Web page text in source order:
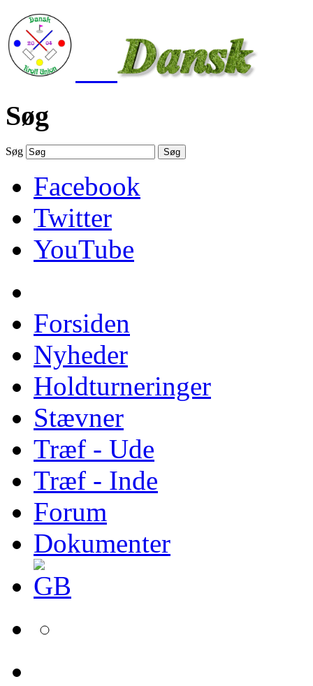
Søg
Søg Søg
Facebook
Twitter
YouTube
Forsiden
Nyheder
Holdturneringer
Stævner
Træf - Ude
Træf - Inde
Forum
Dokumenter